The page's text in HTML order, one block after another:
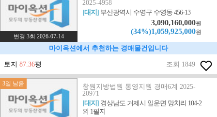
변경 3회 2026-07-14
2025-4958
[대지] 부산광역시 수영구 수영동 456-13
3,090,160,000원
(34%)1,059,925,000원
마이옥션에서 추천하는 경매물건입니다
토지 87.36평 조회 1849
3일 남음
창원지방법원 통영지원 경매6계 2025-
20971
[대지] 경상남도 거제시 일운면 망치리 104-2
외 1필지